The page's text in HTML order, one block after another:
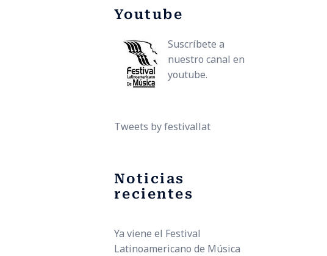
Youtube
Suscríbete a
nuestro canal en
youtube.
Tweets by festivallat
Noticias
recientes
Ya viene el Festival
Latinoamericano de Música